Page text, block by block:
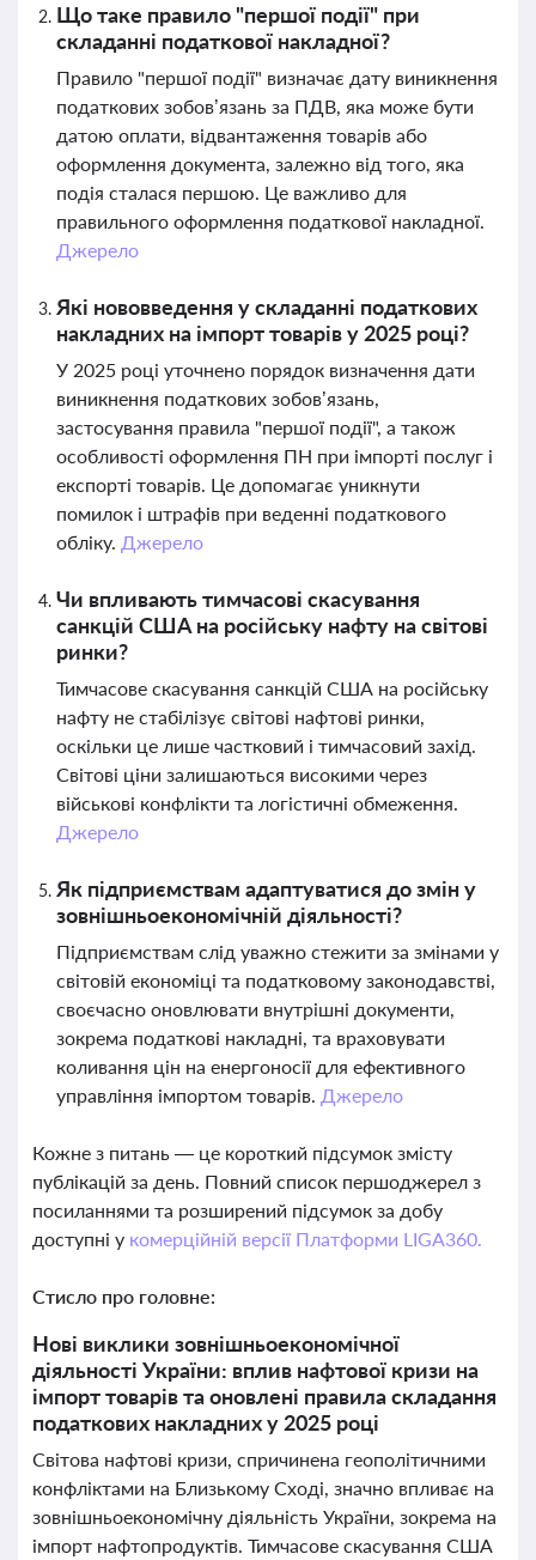
Що таке правило "першої події" при
складанні податкової накладної?
Правило "першої події" визначає дату виникнення
податкових зобов’язань за ПДВ, яка може бути
датою оплати, відвантаження товарів або
оформлення документа, залежно від того, яка
подія сталася першою. Це важливо для
правильного оформлення податкової накладної.
Джерело
Які нововведення у складанні податкових
накладних на імпорт товарів у 2025 році?
У 2025 році уточнено порядок визначення дати
виникнення податкових зобов’язань,
застосування правила "першої події", а також
особливості оформлення ПН при імпорті послуг і
експорті товарів. Це допомагає уникнути
помилок і штрафів при веденні податкового
обліку. Джерело
Чи впливають тимчасові скасування
санкцій США на російську нафту на світові
ринки?
Тимчасове скасування санкцій США на російську
нафту не стабілізує світові нафтові ринки,
оскільки це лише частковий і тимчасовий захід.
Світові ціни залишаються високими через
військові конфлікти та логістичні обмеження.
Джерело
Як підприємствам адаптуватися до змін у
зовнішньоекономічній діяльності?
Підприємствам слід уважно стежити за змінами у
світовій економіці та податковому законодавстві,
своєчасно оновлювати внутрішні документи,
зокрема податкові накладні, та враховувати
коливання цін на енергоносії для ефективного
управління імпортом товарів. Джерело
Кожне з питань — це короткий підсумок змісту
публікацій за день. Повний список першоджерел з
посиланнями та розширений підсумок за добу
доступні у комерційній версії Платформи LIGA360.
Стисло про головне:
Нові виклики зовнішньоекономічної
діяльності України: вплив нафтової кризи на
імпорт товарів та оновлені правила складання
податкових накладних у 2025 році
Світова нафтові кризи, спричинена геополітичними
конфліктами на Близькому Сході, значно впливає на
зовнішньоекономічну діяльність України, зокрема на
імпорт нафтопродуктів. Тимчасове скасування США